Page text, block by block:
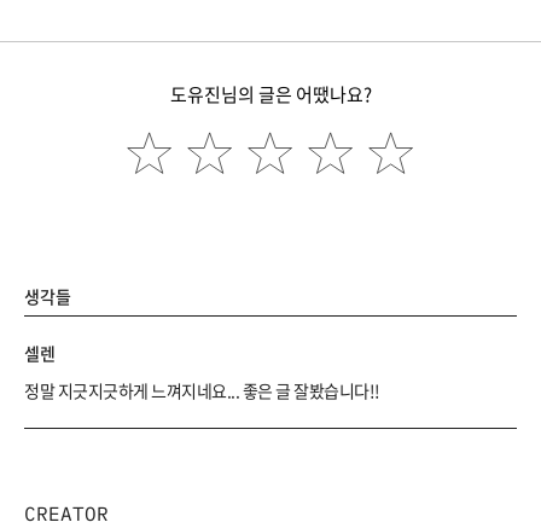
도유진님의 글은 어땠나요?
생각들
셀렌
정말 지긋지긋하게 느껴지네요... 좋은 글 잘봤습니다!!
CREATOR